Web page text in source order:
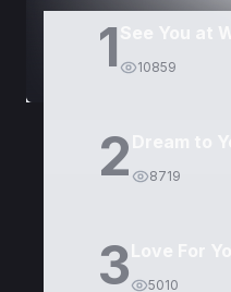
1 10859
2 8719
3 5010